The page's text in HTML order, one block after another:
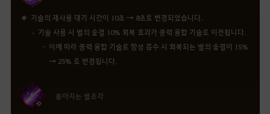
기술의 재사용 대기 시간이 10초 → 8초로 변경되었습니다.
기술 사용 시 별의 숨결 10% 회복 효과가 중력 융합 기술로 이전됩니다.
이에 따라 중력 융합 기술로 항성 흡수 시 회복되는 별의 숨결이 15%
→ 25% 로 변경됩니다.
쏟아지는 별조각